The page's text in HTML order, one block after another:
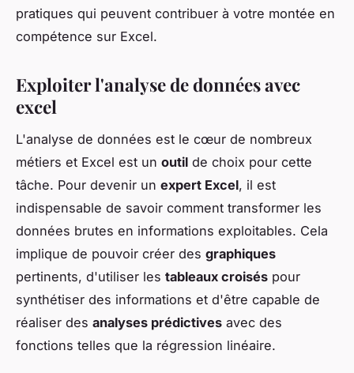
pratiques qui peuvent contribuer à votre montée en
compétence sur Excel.
Exploiter l'analyse de données avec
excel
L'analyse de données est le cœur de nombreux
métiers et Excel est un outil de choix pour cette
tâche. Pour devenir un expert Excel, il est
indispensable de savoir comment transformer les
données brutes en informations exploitables. Cela
implique de pouvoir créer des graphiques
pertinents, d'utiliser les tableaux croisés pour
synthétiser des informations et d'être capable de
réaliser des analyses prédictives avec des
fonctions telles que la régression linéaire.